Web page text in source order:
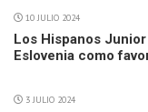
10 JULIO 2024
Los Hispanos
Eslovenia como
3 JULIO 2024